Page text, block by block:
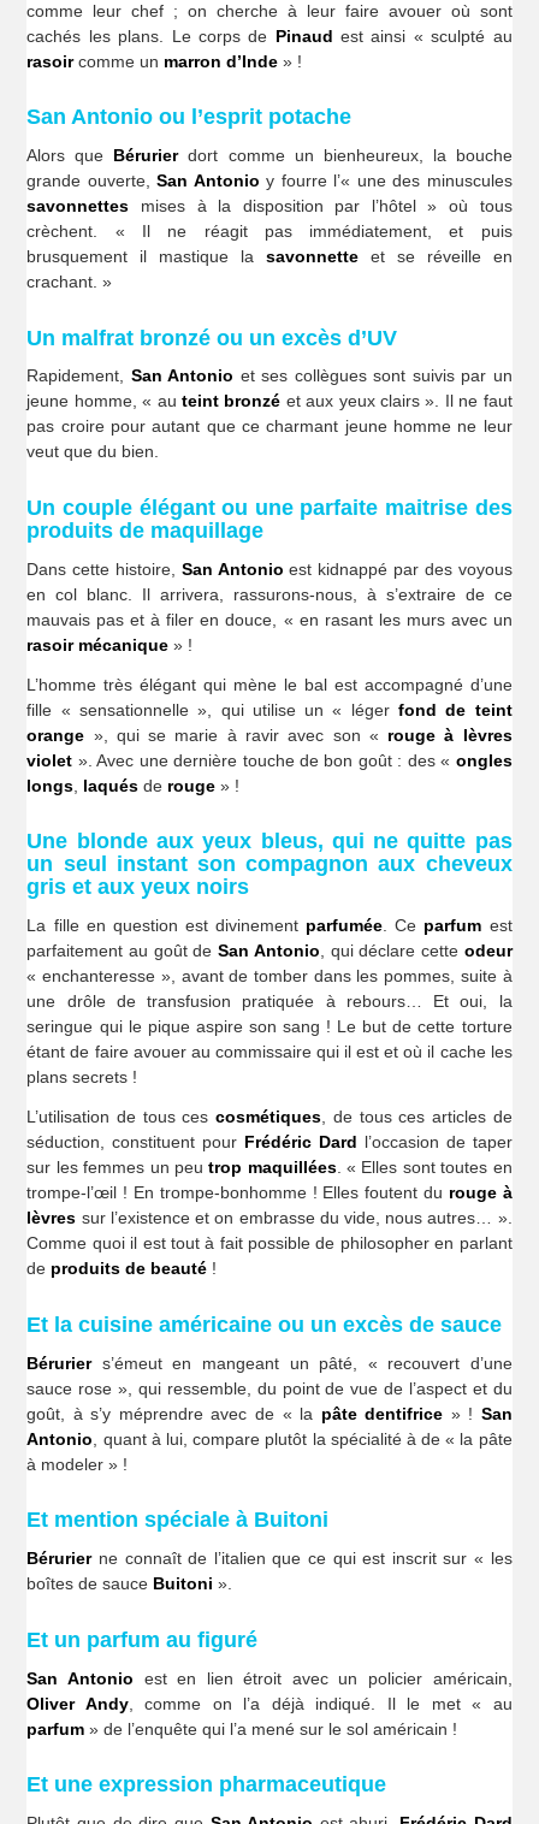
comme leur chef ; on cherche à leur faire avouer où sont
cachés les plans. Le corps de Pinaud est ainsi « sculpté au
rasoircomme un marron d’Inde » !
San Antonio ou l’esprit potache
Alors que Bérurierdort comme un bienheureux, la bouche
grande ouverte,San Antonio y fourre l’« une des minuscules
savonnettes mises à la disposition par l’hôtel » où tous
crèchent. « Il ne réagit pas immédiatement, et puis
brusquement il mastique la savonnette et se réveille en
crachant. »
Un malfrat bronzé ou un excès d’UV
Rapidement, San Antonio et ses collègues sont suivis par un
jeune homme, « auteint bronzé et aux yeux clairs ». Il ne faut
pas croire pour autant que ce charmant jeune homme ne leur
veut que du bien.
Un couple élégant ou une parfaite maitrise des
produits de maquillage
Dans cette histoire, San Antonio est kidnappé par des voyous
en col blanc. Il arrivera, rassurons-nous, à s’extraire de ce
mauvais pas et à filer en douce, « en rasant les murs avec un
rasoir mécanique » !
L’homme très élégant qui mène le bal est accompagné d’une
fille « sensationnelle », qui utilise un « légerfond de teint
orange », qui se marie à ravir avec son « rouge à lèvres
violet ». Avec une dernière touche de bon goût : des « ongles
longs laqués de rouge » !
Une blonde aux yeux bleus, qui ne quitte pas
un seul instant son compagnon aux cheveux
gris et aux yeux noirs
La fille en question est divinement parfumée. Ce parfum est
parfaitement au goût deSan Antonio, qui déclare cette odeur
« enchanteresse », avant de tomber dans les pommes, suite à
une drôle de transfusion pratiquée à rebours… Et oui, la
seringue qui le pique aspire son sang ! Le but de cette torture
étant de faire avouer au commissaire qui il est et où il cache les
plans secrets !
L’utilisation de tous cescosmétiques , de tous ces articles de
séduction, constituent pour Frédéric Dard l’occasion de taper
sur les femmes un peutrop maquillées. « Elles sont toutes en
trompe-l’œil ! En trompe-bonhomme ! Elles foutent du rouge à
lèvres sur l’existence et on embrasse du vide, nous autres… ».
Comme quoi il est tout à fait possible de philosopher en parlant
de produits de beauté !
Et la cuisine américaine ou un excès de sauce
Béruriers’émeut en mangeant un pâté, « recouvert d’une
sauce rose », qui ressemble, du point de vue de l’aspect et du
goût, à s’y méprendre avec de « la pâte dentifrice » ! San
Antonio , quant à lui, compare plutôt la spécialité à de « la pâte
à modeler » !
Et mention spéciale à Buitoni
Bérurierne connaît de l’italien que ce qui est inscrit sur « les
boîtes de sauce Buitoni ».
Et un parfum au figuré
San Antonio est en lien étroit avec un policier américain,
Oliver Andy, comme on l’a déjà indiqué. Il le met « au
parfum » de l’enquête qui l’a mené sur le sol américain !
Et une expression pharmaceutique